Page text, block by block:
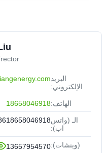
البريد
الإلكتروني:
الهاتف:18658046918
الـ (واتس
اب):
(ويتشات):13657954570